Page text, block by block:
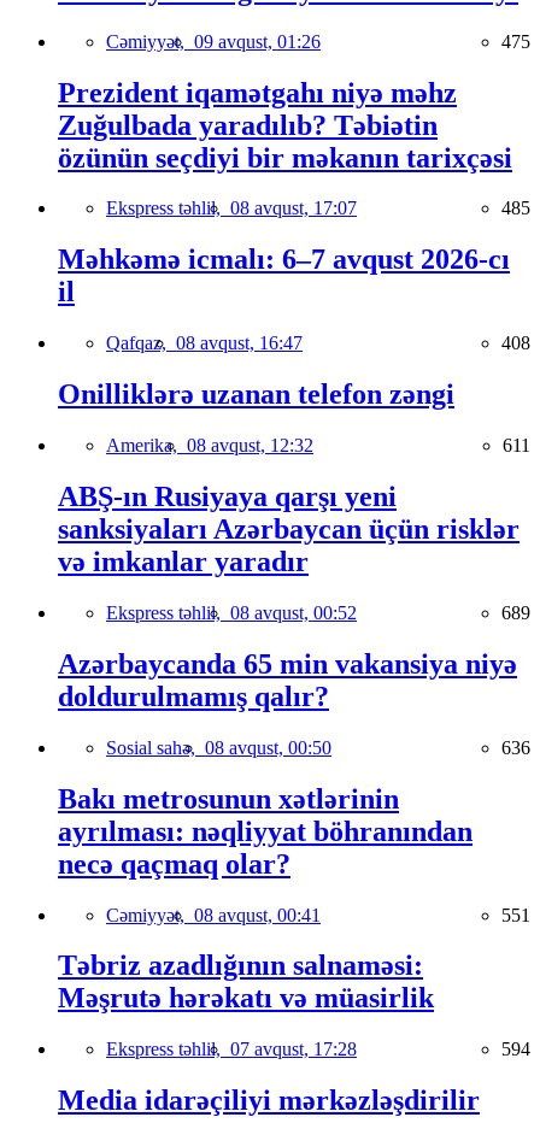
Cəmiyyət, 09 avqust, 01:26 475
Prezident iqamətgahı niyə məhz
Zuğulbada yaradılıb? Təbiətin
özünün seçdiyi bir məkanın tarixçəsi
Ekspress təhlil, 08 avqust, 17:07 485
Məhkəmə icmalı: 6–7 avqust 2026-cı
il
Qafqaz, 08 avqust, 16:47 408
Onilliklərə uzanan telefon zəngi
Amerika, 08 avqust, 12:32 611
ABŞ-ın Rusiyaya qarşı yeni
sanksiyaları Azərbaycan üçün risklər
və imkanlar yaradır
Ekspress təhlil, 08 avqust, 00:52 689
Azərbaycanda 65 min vakansiya niyə
doldurulmamış qalır?
Sosial sahə, 08 avqust, 00:50 636
Bakı metrosunun xətlərinin
ayrılması: nəqliyyat böhranından
necə qaçmaq olar?
Cəmiyyət, 08 avqust, 00:41 551
Təbriz azadlığının salnaməsi:
Məşrutə hərəkatı və müasirlik
Ekspress təhlil, 07 avqust, 17:28 594
Media idarəçiliyi mərkəzləşdirilir